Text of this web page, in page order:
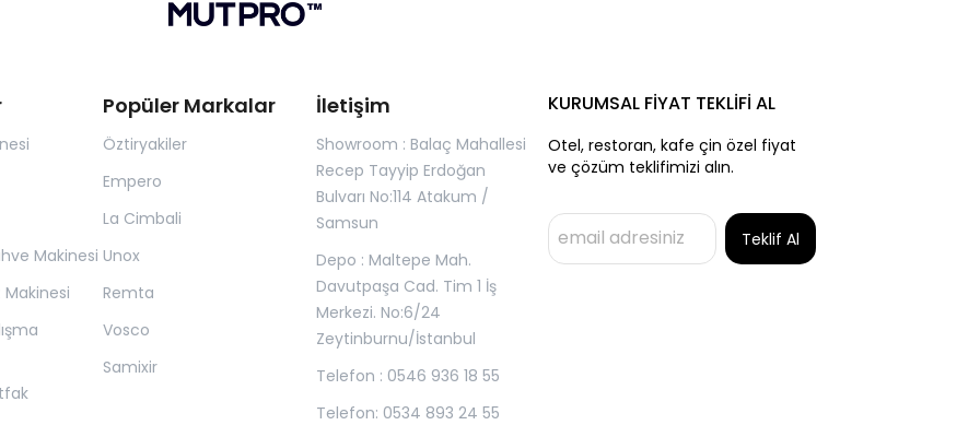
Makinesi
Makinesi
Popüler Markalar
Öztiryakiler
Empero
La Cimbali
Unox
Remta
Vosco
Samixir
İletişim
Showroom : Balaç Mahallesi
Recep Tayyip Erdoğan
Bulvarı No:114 Atakum /
Samsun
Depo : Maltepe Mah.
Davutpaşa Cad. Tim 1 İş
Merkezi. No:6/24
Zeytinburnu/İstanbul
Telefon : 0546 936 18 55
Telefon: 0534 893 24 55
KURUMSAL FİYAT TEKLİFİ AL
Otel, restoran, kafe çin özel fiyat
ve çözüm teklifimizi alın.
Teklif Al